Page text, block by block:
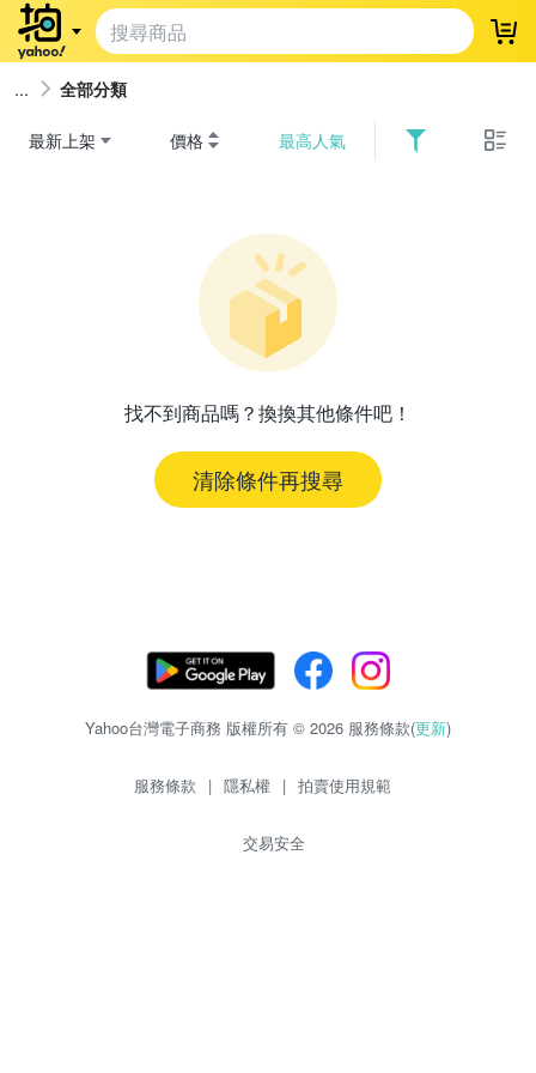
登
全部分類
最新上架 價格 最高人氣
找不到商品嗎？換換其他條件吧！
清除條件再搜尋
Yahoo台灣電子商務 版權所有 © 2026 服務條款(更新)
服務條款 | 隱私權 | 拍賣使用規範
交易安全